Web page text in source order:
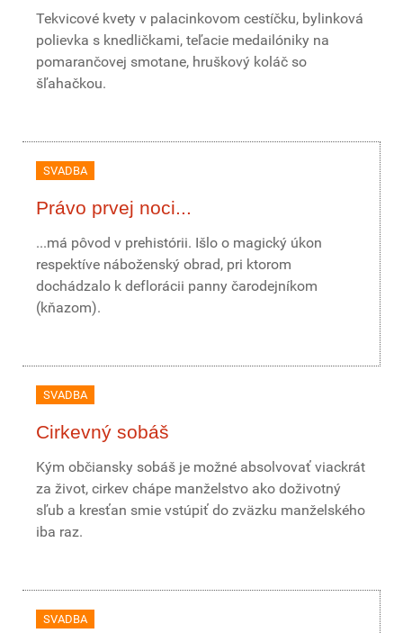
Tekvicové kvety v palacinkovom cestíčku, bylinková
polievka s knedličkami, teľacie medailóniky na
pomarančovej smotane, hruškový koláč so
šľahačkou.
SVADBA
Právo prvej noci...
...má pôvod v prehistórii. Išlo o magický úkon
respektíve náboženský obrad, pri ktorom
dochádzalo k deflorácii panny čarodejníkom
(kňazom).
SVADBA
Cirkevný sobáš
Kým občiansky sobáš je možné absolvovať viackrát
za život, cirkev chápe manželstvo ako doživotný
sľub a kresťan smie vstúpiť do zväzku manželského
iba raz.
SVADBA